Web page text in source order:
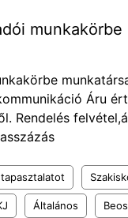
munkakörbe
Áru
Rendelés
Általános